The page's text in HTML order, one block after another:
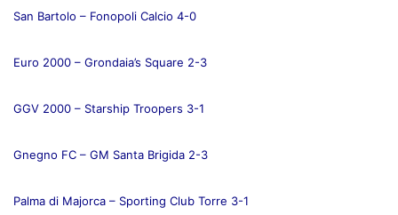
San Bartolo – Fonopoli Calcio 4-0
Euro 2000 – Grondaia’s Square 2-3
GGV 2000 – Starship Troopers 3-1
Gnegno FC – GM Santa Brigida 2-3
Palma di Majorca – Sporting Club Torre 3-1